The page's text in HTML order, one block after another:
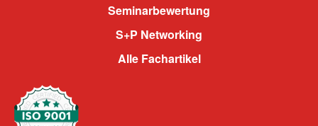
Seminarbewertung
S+P Networking
Alle Fachartikel